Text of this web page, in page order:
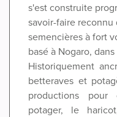
s'est construite
savoir-faire
semencières à fort
basé à Nogaro,
Historiquement
betteraves et
productions
potager, le